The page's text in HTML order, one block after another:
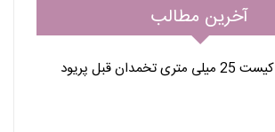
آخرین مطالب
کیست 25 میلی متری تخمدان قبل پریود